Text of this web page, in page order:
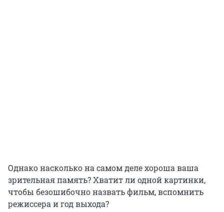
Однако насколько на самом деле хороша ваша
зрительная память? Хватит ли одной картинки,
чтобы безошибочно назвать фильм, вспомнить
режиссера и год выхода?